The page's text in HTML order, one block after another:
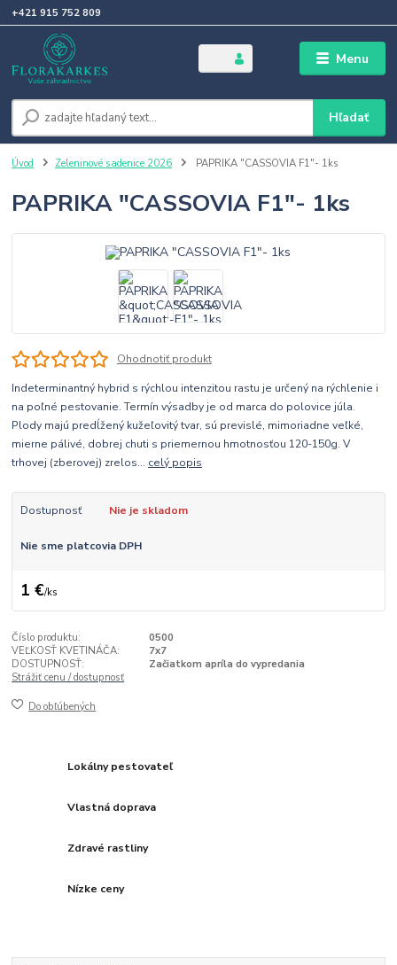
Menu
Hľadať
+421 915 752 809
Úvod Zeleninové sadenice 2026 PAPRIKA "CASSOVIA F1"- 1ks
PAPRIKA "CASSOVIA F1"- 1ks
Ohodnotiť produkt
Indeterminantný hybrid s rýchlou intenzitou rastu je určený na rýchlenie i
na poľné pestovanie. Termín výsadby je od marca do polovice júla.
Plody majú predĺžený kužeľovitý tvar, sú previslé, mimoriadne veľké,
mierne pálivé, dobrej chuti s priemernou hmotnosťou 120-150g. V
trhovej (zberovej) zrelos... celý popis
Dostupnosť Nie je skladom
Nie sme platcovia DPH
1 €/ks
Číslo produktu:
0500
VEĽKOSŤ KVETINÁČA:
7x7
DOSTUPNOSŤ:
Začiatkom apríla do vypredania
Strážiť cenu / dostupnosť
Do obľúbených
Lokálny pestovateľ
Vlastná doprava
Zdravé rastliny
Nízke ceny